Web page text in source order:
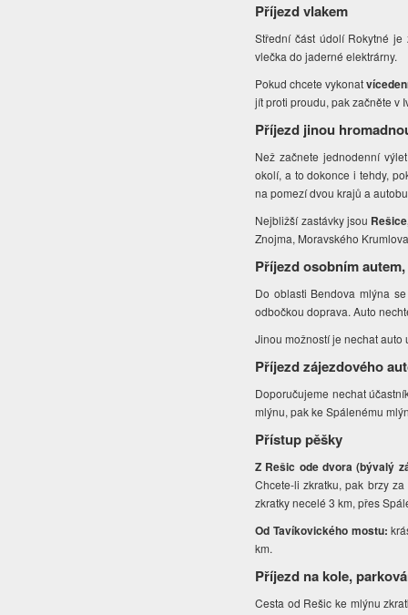
Příjezd vlakem
Střední část údolí Rokytné
vlečka do jaderné elektrárny.
Pokud chcete vykonat
jít proti proudu, pak začněte v
Příjezd jinou
Než začnete jednodenní
okolí, a to dokonce i tehdy,
na pomezí dvou krajů a
Nejbližší zastávky jsou
Znojma, Moravského
Příjezd osobním
Do oblasti Bendova mlýna
odbočkou doprava. Auto
Jinou možností je nechat
Příjezd zájezdového
Doporučujeme nechat
mlýnu, pak ke Spálenému
Přístup pěšky
Z Rešic ode dvora (bývalý
Chcete-li zkratku, pak brzy
zkratky necelé 3 km, přes
Od Tavíkovického mostu:
km.
Příjezd na kole,
Cesta od Rešic ke mlýnu